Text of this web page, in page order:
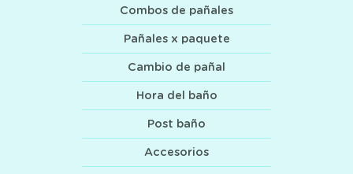
Combos de pañales
Pañales x paquete
Cambio de pañal
Hora del baño
Post baño
Accesorios